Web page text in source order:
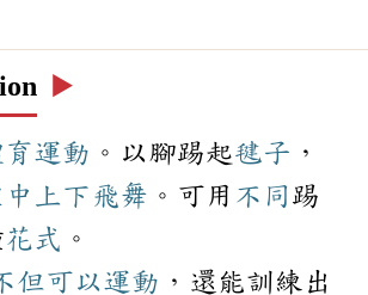
▶️
運動 。以腳踢起毽子 ，
上下 飛舞 。可用 不同踢
花式 。
但可以運動 ，還能訓練出